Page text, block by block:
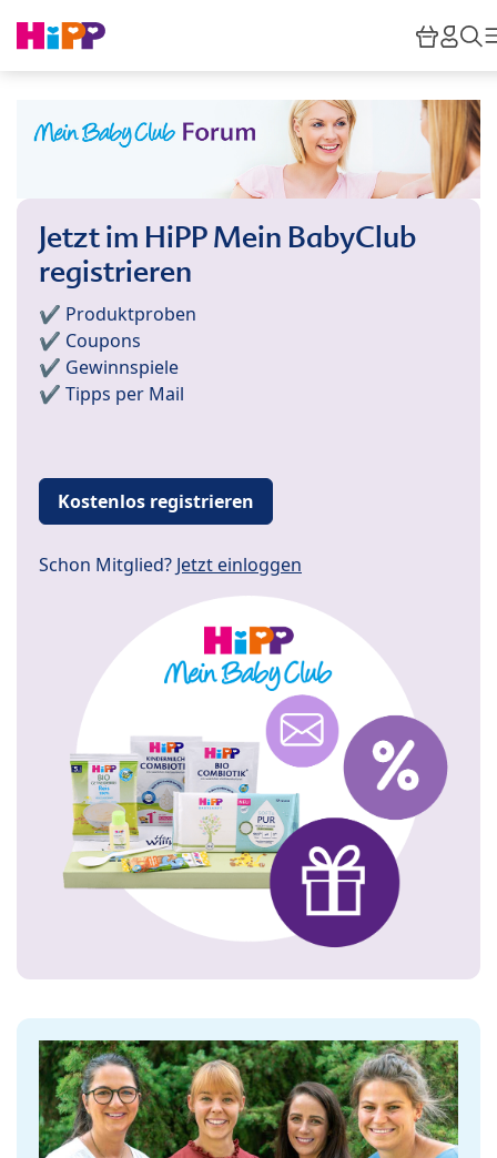
Jetzt im HiPP Mein BabyClub
registrieren
✔️ Produktproben
✔️ Coupons
✔️ Gewinnspiele
✔️ Tipps per Mail
Kostenlos registrieren
Schon Mitglied? Jetzt einloggen